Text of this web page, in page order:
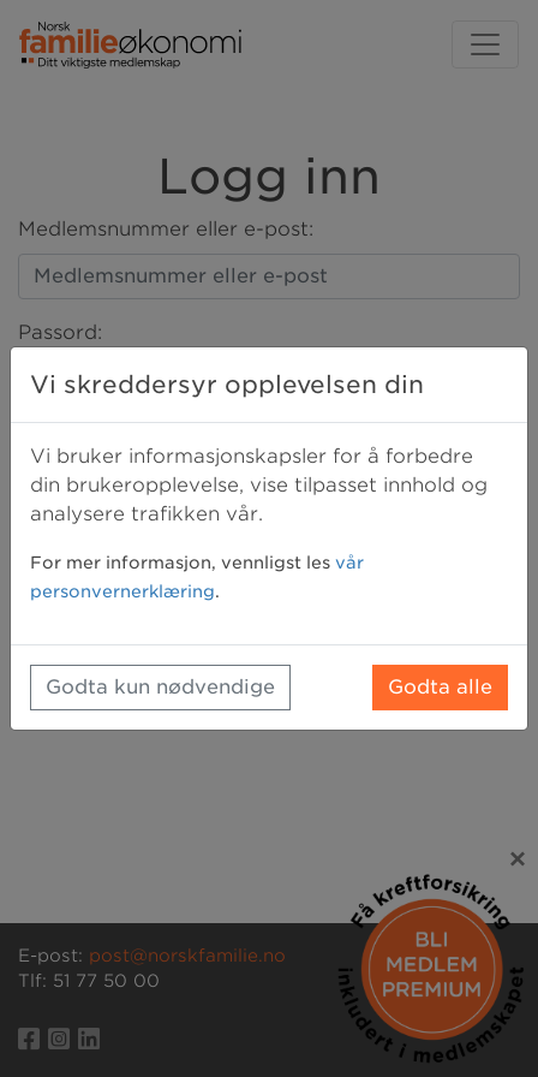
Logg inn
Medlemsnummer eller e-post:
Passord:
LOGG INN
E-post: post@norskfamilie.no
Tlf: 51 77 50 00
×
Vi skreddersyr opplevelsen din
Vi bruker informasjonskapsler for å forbedre
din brukeropplevelse, vise tilpasset innhold og
analysere trafikken vår.
For mer informasjon, vennligst les vår
personvernerklæring.
Godta kun nødvendige Godta alle